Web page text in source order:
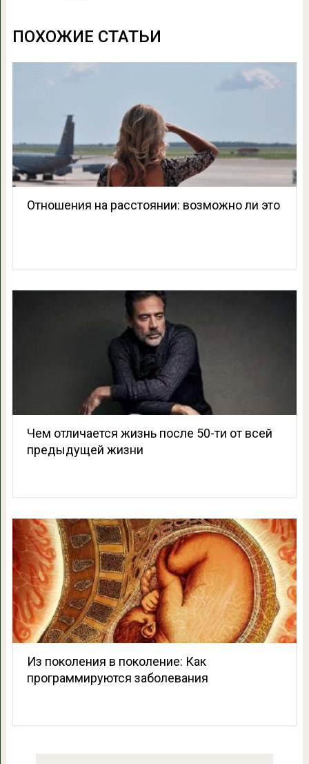
ПОХОЖИЕ СТАТЬИ
Отношения на расстоянии: возможно ли это
Чем отличается жизнь после 50-ти от всей
предыдущей жизни
Из поколения в поколение: Как
программируются заболевания